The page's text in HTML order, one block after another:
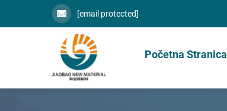
[email protected]
Početna Stranica